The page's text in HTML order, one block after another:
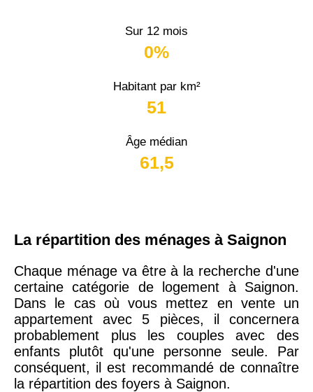
Sur 12 mois
0%
Habitant par km²
51
Âge médian
61,5
La répartition des ménages à Saignon
Chaque ménage va être à la recherche d'une
certaine catégorie de logement à Saignon.
Dans le cas où vous mettez en vente un
appartement avec 5 pièces, il concernera
probablement plus les couples avec des
enfants plutôt qu'une personne seule. Par
conséquent, il est recommandé de connaître
la répartition des foyers à Saignon.